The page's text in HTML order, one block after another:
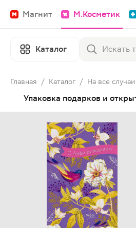
Магнит М.Косметик
Каталог
Главная / Каталог / На все случаи
Упаковка подарков и